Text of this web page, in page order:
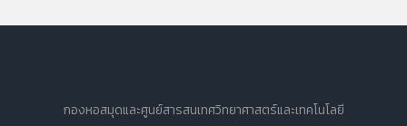
กองหอสมุดและศูนย์สารสนเทศวิทยาศาสตร์และเทคโนโลยี